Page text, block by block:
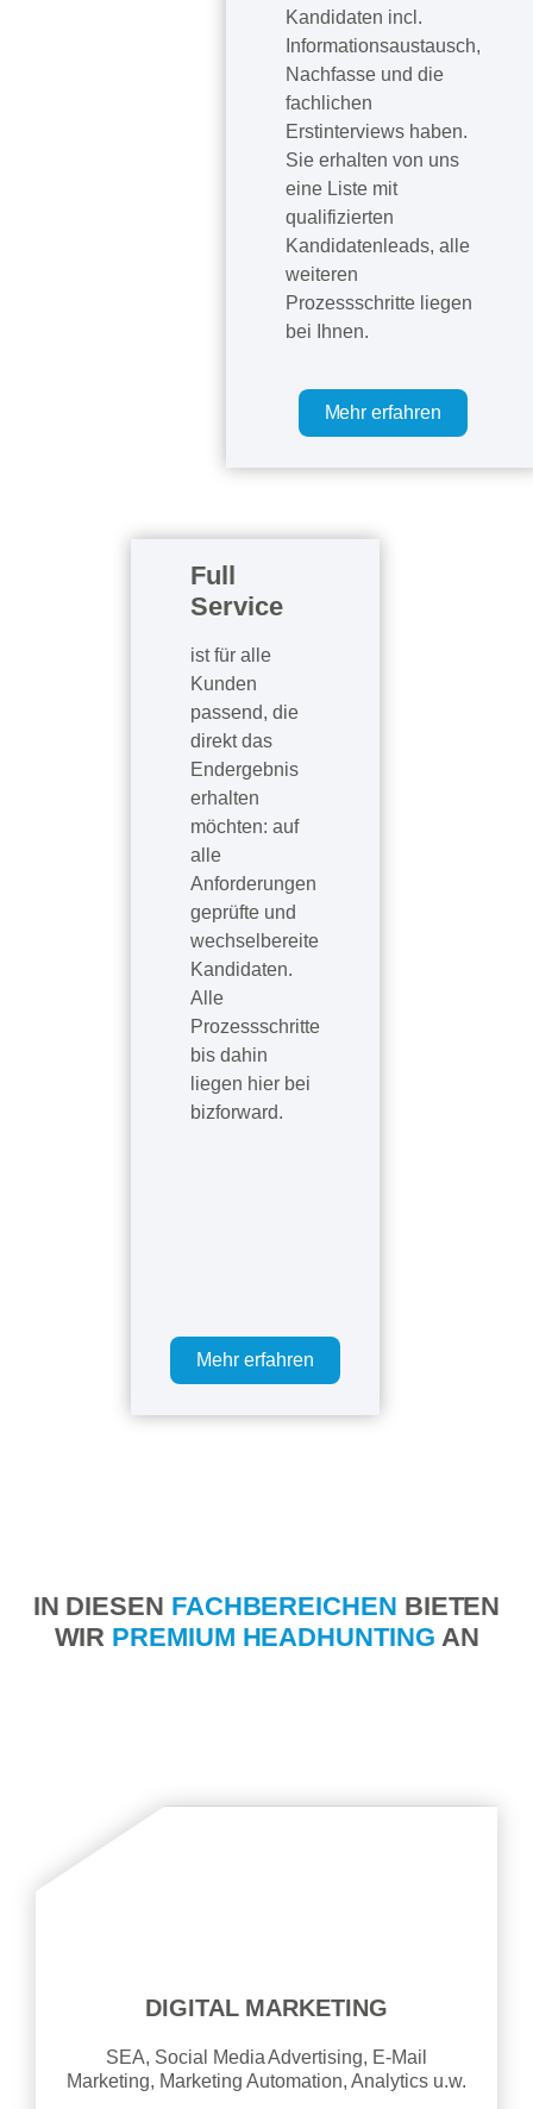
Kandidaten incl.
Informationsaustausch,
Nachfasse und die
fachlichen
Erstinterviews haben.
Sie erhalten von uns
eine Liste mit
qualifizierten
Kandidatenleads, alle
weiteren
Prozessschritte liegen
bei Ihnen.
Mehr erfahren
Full
Service
ist für alle
Kunden
passend, die
direkt das
Endergebnis
erhalten
möchten: auf
alle
Anforderungen
geprüfte und
wechselbereite
Kandidaten.
Alle
Prozessschritte
bis dahin
liegen hier bei
bizforward.
Mehr erfahren
IN DIESEN FACHBEREICHEN BIETEN
WIR PREMIUM HEADHUNTING AN
DIGITAL MARKETING
SEA, Social Media Advertising, E-Mail
Marketing, Marketing Automation, Analytics u.w.